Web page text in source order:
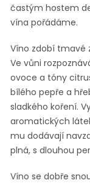
častým hostem
vína pořádáme.
Víno zdobí tmavé
Ve vůni
ovoce a tóny
bílého pepře a
sladkého koření.
aromatických
mu dodávají
plná, s dlouhou
Víno se dobře